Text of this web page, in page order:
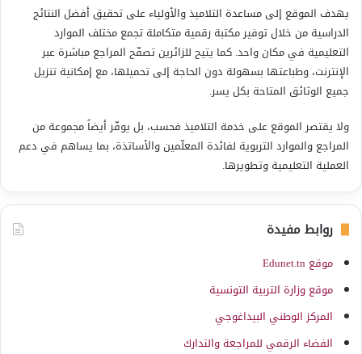
يهدف الموقع إلى مساعدة التلاميذ والأولياء على تحقيق أفضل النتائج
الدراسية من خلال توفير مكتبة رقمية متكاملة تجمع مختلف الموارد
التعليمية في مكان واحد. كما يتيح للزائرين تصفّح المراجع مباشرة عبر
الإنترنت، وطباعتها بسهولة دون الحاجة إلى تحميلها، مع إمكانية تنزيل
جميع الوثائق المتاحة بكل يسر.
ولا يقتصر الموقع على خدمة التلاميذ فحسب، بل يوفّر أيضاً مجموعة من
المراجع والموارد التربوية لفائدة المعلّمين والأساتذة، بما يساهم في دعم
العملية التعليمية وتطويرها.
روابط مفيدة
موقع Edunet.tn
موقع وزارة التربية التونسية
المركز الوطني البيداغوجي
الفضاء الرقمي للمراجعة والتدارك